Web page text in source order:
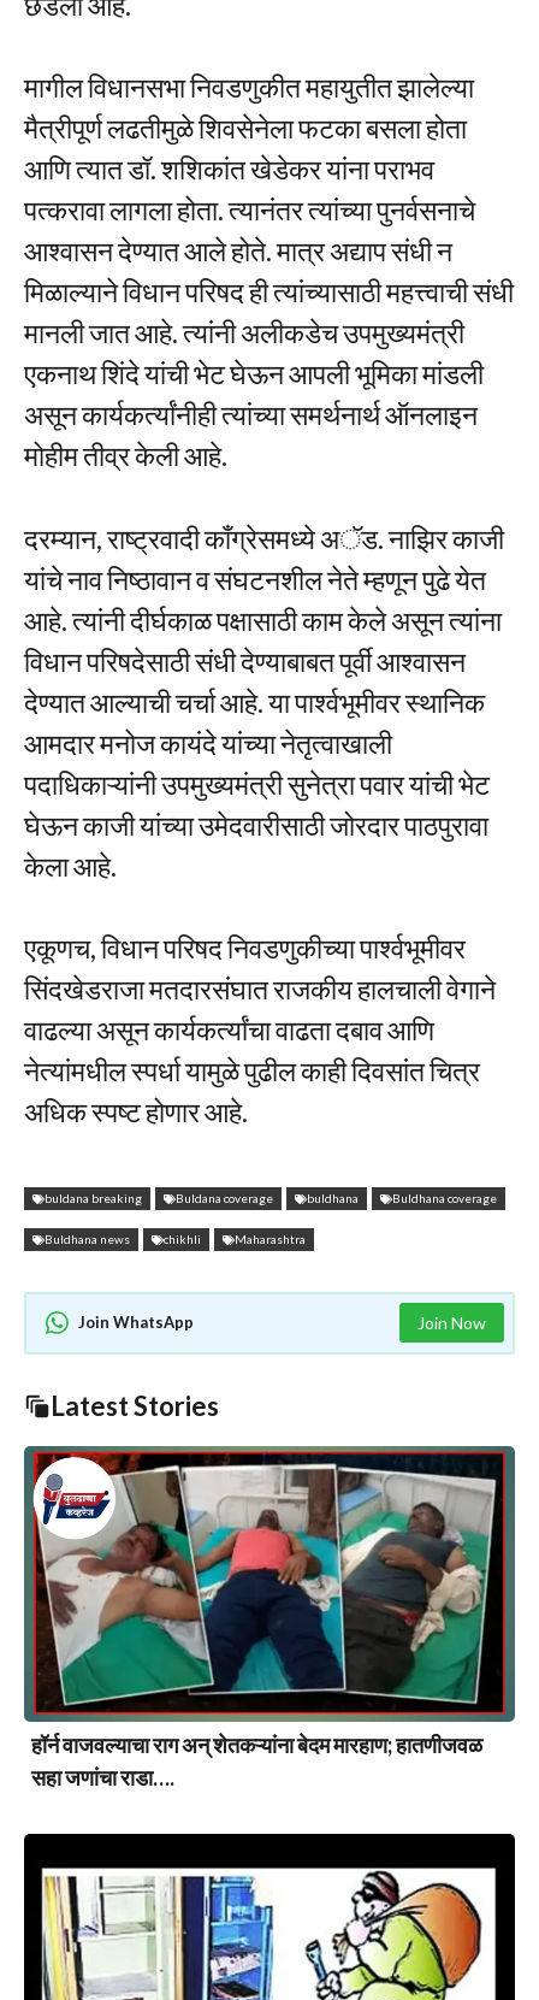
मागील विधानसभा निवडणुकीत महायुतीत झालेल्या
मैत्रीपूर्ण लढतीमुळे शिवसेनेला फटका बसला होता
आणि त्यात डॉ. शशिकांत खेडेकर यांना पराभव
पत्करावा लागला होता. त्यानंतर त्यांच्या पुनर्वसनाचे
आश्वासन देण्यात आले होते. मात्र अद्याप संधी न
मिळाल्याने विधान परिषद ही त्यांच्यासाठी महत्त्वाची संधी
मानली जात आहे. त्यांनी अलीकडेच उपमुख्यमंत्री
एकनाथ शिंदे यांची भेट घेऊन आपली भूमिका मांडली
असून कार्यकर्त्यांनीही त्यांच्या समर्थनार्थ ऑनलाइन
मोहीम तीव्र केली आहे.
दरम्यान, राष्ट्रवादी काँग्रेसमध्ये अॅड. नाझिर काजी
यांचे नाव निष्ठावान व संघटनशील नेते म्हणून पुढे येत
आहे. त्यांनी दीर्घकाळ पक्षासाठी काम केले असून त्यांना
विधान परिषदेसाठी संधी देण्याबाबत पूर्वी आश्वासन
देण्यात आल्याची चर्चा आहे. या पार्श्वभूमीवर स्थानिक
आमदार मनोज कायंदे यांच्या नेतृत्वाखाली
पदाधिकाऱ्यांनी उपमुख्यमंत्री सुनेत्रा पवार यांची भेट
घेऊन काजी यांच्या उमेदवारीसाठी जोरदार पाठपुरावा
केला आहे.
एकूणच, विधान परिषद निवडणुकीच्या पार्श्वभूमीवर
सिंदखेडराजा मतदारसंघात राजकीय हालचाली वेगाने
वाढल्या असून कार्यकर्त्यांचा वाढता दबाव आणि
नेत्यांमधील स्पर्धा यामुळे पुढील काही दिवसांत चित्र
अधिक स्पष्ट होणार आहे.
buldana breaking Buldana coverage buldhana Buldhana coverage
Buldhana news chikhli Maharashtra
Join WhatsApp Join Now
Latest Stories
हॉर्न वाजवल्याचा राग अन् शेतकऱ्यांना बेदम मारहाण; हातणीजवळ
सहा जणांचा राडा….